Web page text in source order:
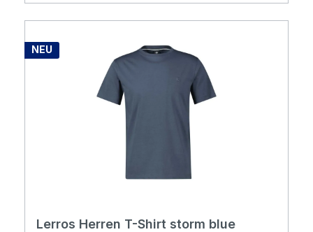
NEU
Lerros Herren T-Shirt storm blue